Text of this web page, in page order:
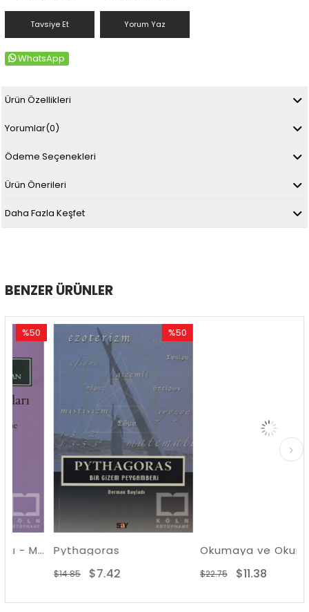
Tavsiye Et Yorum Yaz
WhatsApp
Ürün Özellikleri
Yorumlar(0)
Ödeme Seçenekleri
Ürün Önerileri
Daha Fazla Keşfet
BENZER ÜRÜNLER
Pythagoras
$7.42 $11.38